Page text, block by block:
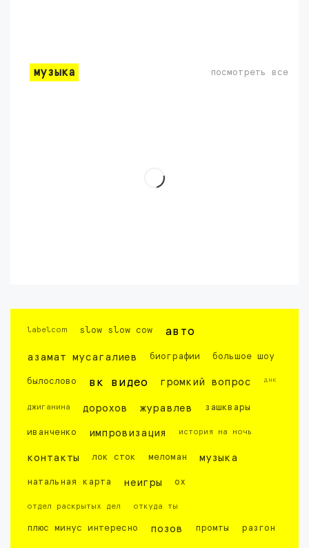
музыка посмотреть все
labelcom slow slow cow авто
азамат мусагалиев биографии большое шоу
былослово вк видео громкий вопрос днк
джиганина дорохов журавлев зашквары
иванченко импровизация история на ночь
контакты лок сток меломан музыка
натальная карта неигры ох
отдел раскрытых дел откуда ты
плюс минус интересно позов промты разгон